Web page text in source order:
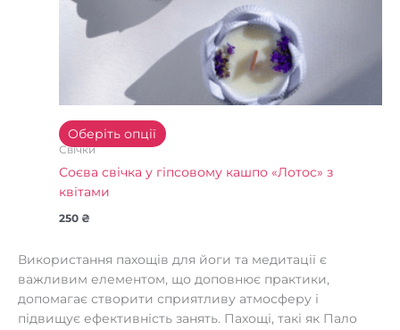
Оберіть опції
Свічки
Соєва свічка у гіпсовому кашпо «Лотос» з
квітами
250₴
Використання пахощів для йоги та медитації є
важливим елементом, що доповнює практики,
допомагає створити сприятливу атмосферу і
підвищує ефективність занять. Пахощі, такі як Пало